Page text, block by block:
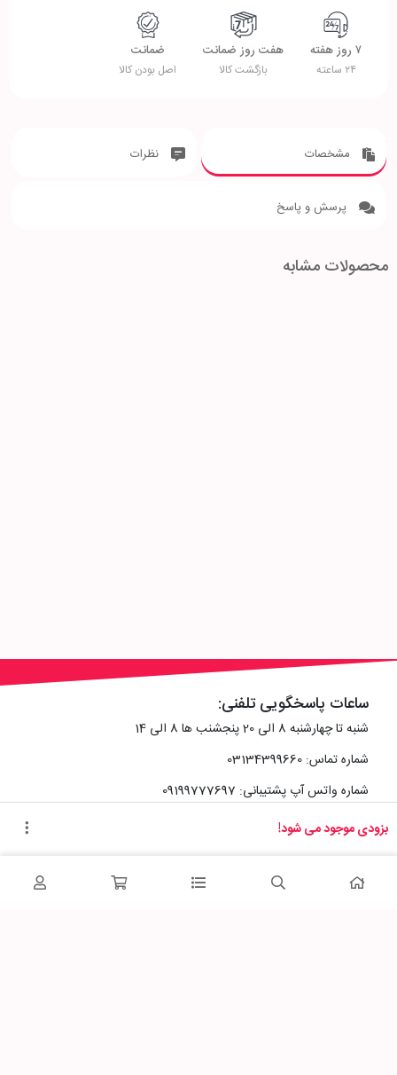
۷ روز هفته
۲۴ ساعته
هفت روز ضمانت
بازگشت کالا
ضمانت
اصل بودن کالا
مشخصات نظرات
پرسش و پاسخ
محصولات مشابه
بزودی موجود می شود!
ساعات پاسخگویی تلفنی:
شنبه تا چهارشنبه 8 الی 20 پنجشنب ها 8 الی 14
شماره تماس: 03134399660
شماره واتس آپ پشتیبانی: 09199777697
اصفهان، خیابان رزمندگان، کوچه شماره سه فرعی 2 پلاک 10